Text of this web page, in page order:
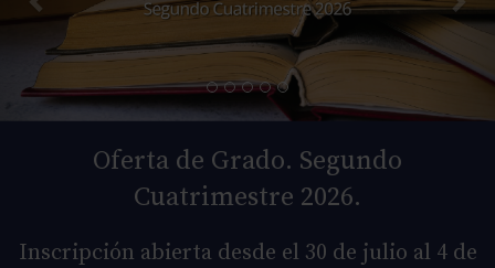
Oferta de Grado. Segundo
Cuatrimestre 2026.
Inscripción abierta desde el 30 de julio al 4 de